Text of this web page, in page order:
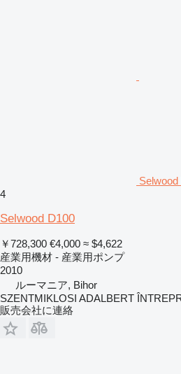
4
Selwood D100
￥728,300 €4,000 ≈ $4,622
産業用機材 - 産業用ポンプ
2010
ルーマニア, Bihor
SZENTMIKLOSI ADALBERT
販売会社に連絡